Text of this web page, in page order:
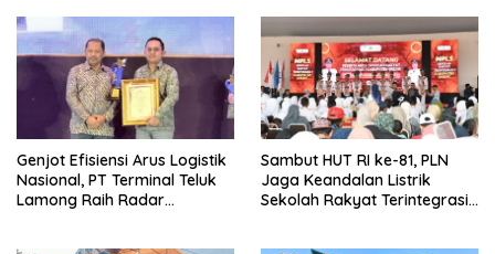
Genjot Efisiensi Arus Logistik
Nasional, PT Terminal Teluk
Lamong Raih Radar
Sambut HUT RI ke-81, PLN
Jaga Keandalan Listrik
Sekolah Rakyat Terintegrasi 1